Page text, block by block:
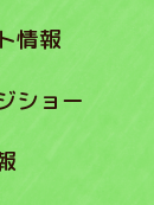
情報
ショー